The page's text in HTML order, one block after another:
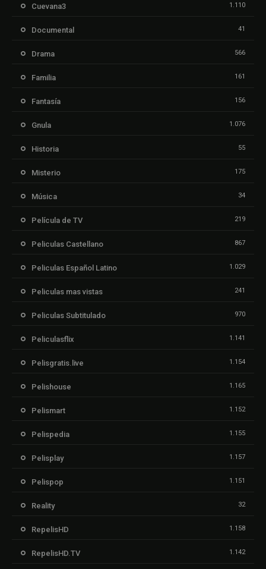
Cuevana3 1.110
Documental 41
Drama 566
Familia 161
Fantasía 156
Gnula 1.076
Historia 55
Misterio 175
Música 34
Película de TV 219
Peliculas Castellano 867
Peliculas Español Latino 1.029
Peliculas mas vistas 241
Peliculas Subtitulado 970
Peliculasflix 1.141
Pelisgratis.live 1.154
Pelishouse 1.165
Pelismart 1.152
Pelispedia 1.155
Pelisplay 1.157
Pelispop 1.151
Reality 32
RepelisHD 1.158
RepelisHD.TV 1.142